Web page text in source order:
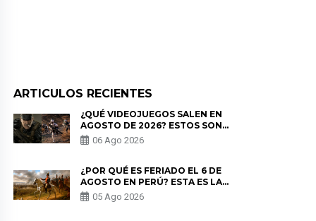
ARTICULOS RECIENTES
¿QUÉ VIDEOJUEGOS SALEN EN
AGOSTO DE 2026? ESTOS SON
LOS ESTRENOS MÁS ESPERADOS
06 Ago 2026
¿POR QUÉ ES FERIADO EL 6 DE
AGOSTO EN PERÚ? ESTA ES LA
HISTORIA
05 Ago 2026